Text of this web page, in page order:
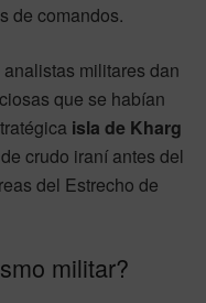
de comandos.
militares dan
que se habían
isla de Kharg
crudo iraní antes del
del Estrecho de
militar?